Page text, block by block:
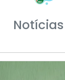
Notícias